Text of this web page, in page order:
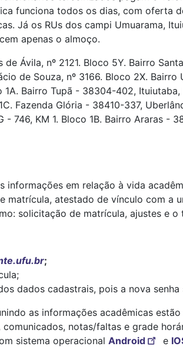
funciona todos os dias, com oferta
Já os RUs dos campi Umuarama,
apenas o almoço.
de Ávila, nº 2121. Bloco 5Y. Bairro
de Souza, nº 3166. Bloco 2X.
1A. Bairro Tupã - 38304-402, Ituiutaba,
Fazenda Glória - 38410-337,
- 746, KM 1. Bloco 1B. Bairro Araras -
informações em relação à vida
atestado de vínculo com a
solicitação de matrícula, ajustes e
;
dados cadastrais, pois a nova senha
as informações acadêmicas
notas/faltas e grade
sistema operacional Android e